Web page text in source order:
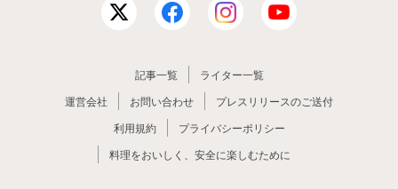
記事一覧
ライター一覧
運営会社
お問い合わせ
プレスリリースのご送付
利用規約
プライバシーポリシー
料理をおいしく、安全に楽しむために